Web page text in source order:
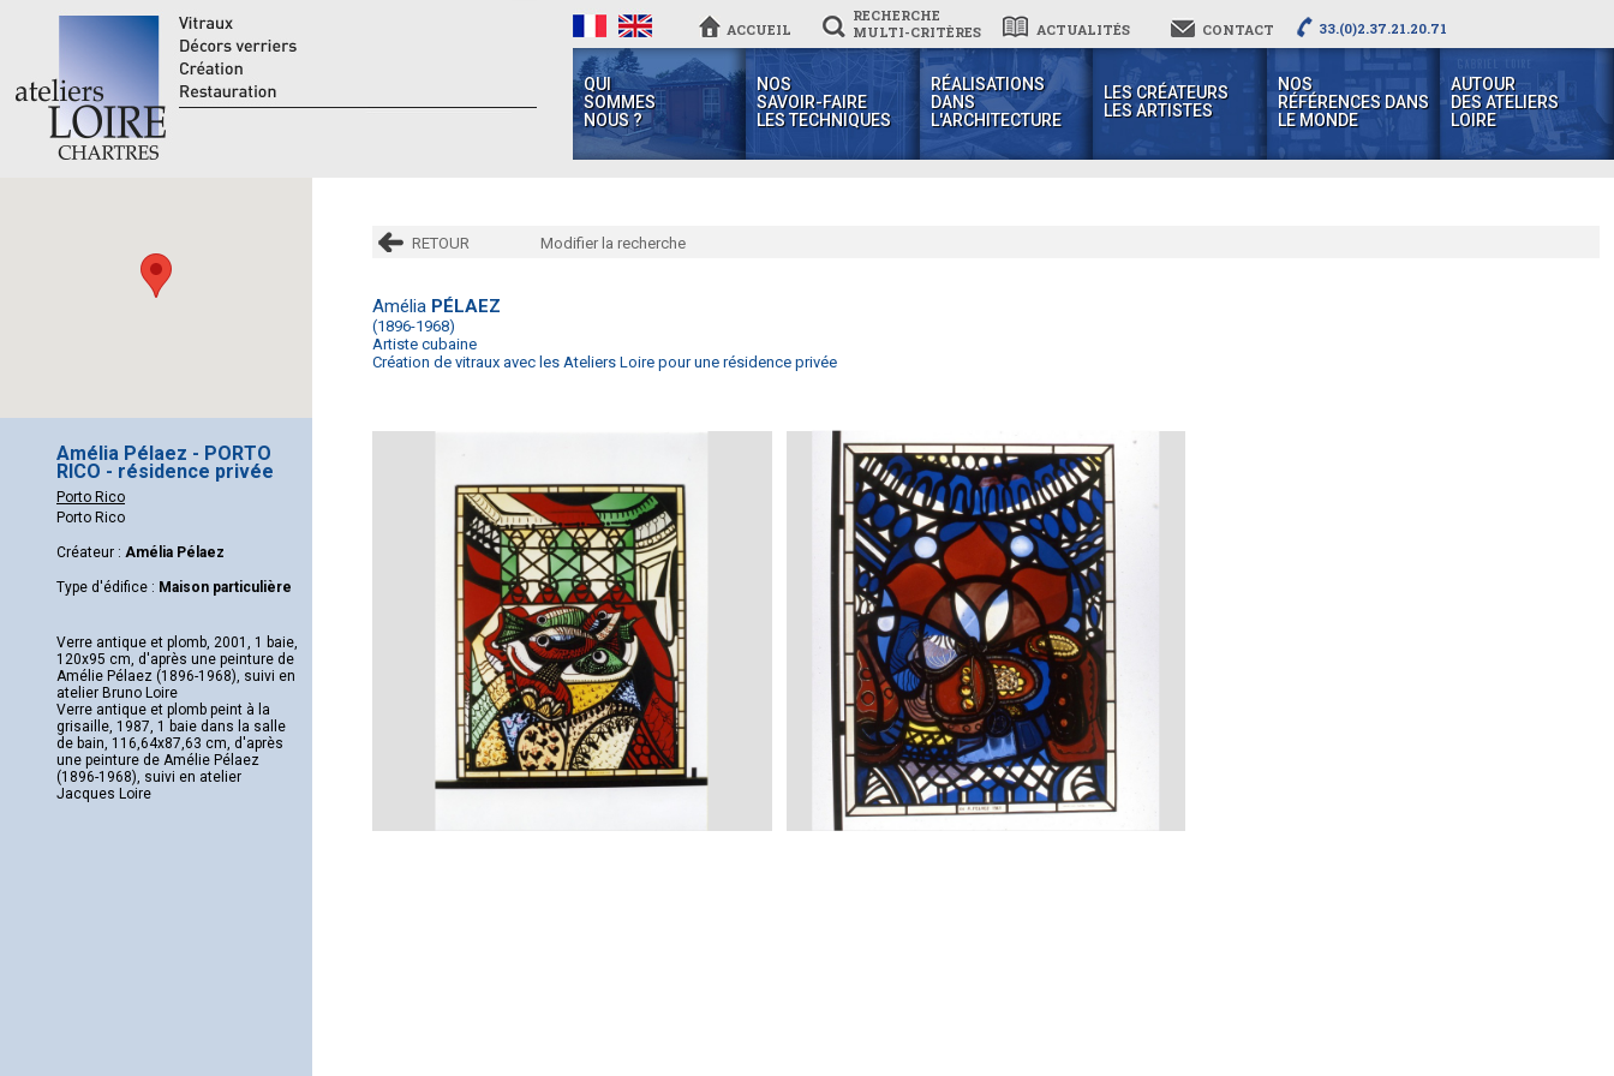
ACCUEIL
RECHERCHE
MULTI-CRITÈRES
ACTUALITÉS CONTACT 33.(0)2.37.21.20.71
QUI
SOMMES
NOUS ?
NOS
SAVOIR-FAIRE
LES TECHNIQUES
RÉALISATIONS
DANS
L'ARCHITECTURE
LES CRÉATEURS
LES ARTISTES
NOS
RÉFÉRENCES DANS
LE MONDE
AUTOUR
DES ATELIERS
LOIRE
Amélia Pélaez - PORTO
RICO - résidence privée
Porto Rico
Porto Rico
Créateur : Amélia Pélaez
Type d'édifice : Maison particulière
Verre antique et plomb, 2001, 1 baie,
120x95 cm, d'après une peinture de
Amélie Pélaez (1896-1968), suivi en
atelier Bruno Loire
Verre antique et plomb peint à la
grisaille, 1987, 1 baie dans la salle
de bain, 116,64x87,63 cm, d'après
une peinture de Amélie Pélaez
(1896-1968), suivi en atelier
Jacques Loire
RETOUR Modifier la recherche
Amélia PÉLAEZ
(1896-1968)
Artiste cubaine
Création de vitraux avec les Ateliers Loire pour une résidence privée